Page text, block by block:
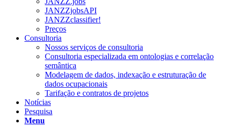
JANZZjobsAPI
JANZZclassifier!
Preços
Consultoria
Nossos serviços de consultoria
Consultoria especializada em ontologias e correlação
semântica
Modelagem de dados, indexação e estruturação de
dados ocupacionais
Tarifação e contratos de projetos
Notícias
Pesquisa
Menu